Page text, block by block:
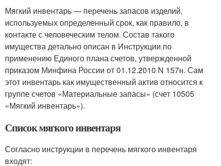
Мягкий инвентарь — перечень запасов изделий,
используемых определенный срок, как правило, в
контакте с человеческим телом. Состав такого
имущества детально описан в Инструкции по
применению Единого плана счетов, утвержденной
приказом Минфина России от 01.12.2010 N 157н. Сам
этот инвентарь как имущественный актив относится к
группе счетов «Материальные запасы» (счет 10505
«Мягкий инвентарь»).
Список мягкого инвентаря
Согласно инструкции в перечень мягкого инвентаря
входят: